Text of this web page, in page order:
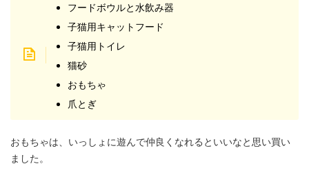
フードボウルと水飲み器
子猫用キャットフード
子猫用トイレ
猫砂
おもちゃ
爪とぎ
おもちゃは、いっしょに遊んで仲良くなれるといいなと思い買い
ました。